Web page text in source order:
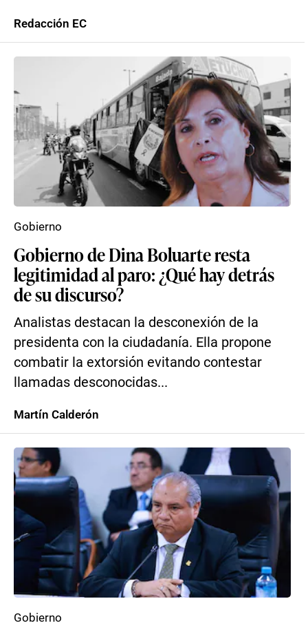
Redacción EC
Gobierno de Dina Boluarte resta
legitimidad al paro: ¿Qué hay detrás
de su discurso?
Analistas destacan la desconexión de la
presidenta con la ciudadanía. Ella propone
combatir la extorsión evitando contestar
llamadas desconocidas...
Gobierno
Martín Calderón
Gobierno